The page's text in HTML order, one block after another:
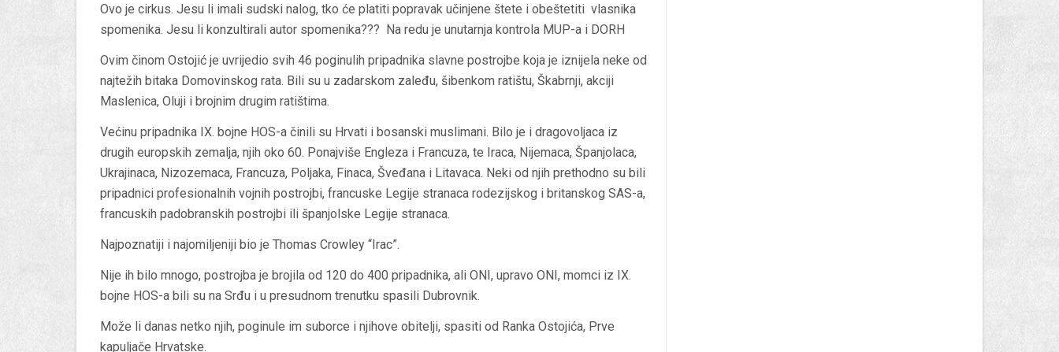
Ovo je cirkus. Jesu li imali sudski nalog, tko će platiti popravak učinjene štete i obeštetiti vlasnika
spomenika. Jesu li konzultirali autor spomenika??? Na redu je unutarnja kontrola MUP-a i DORH
Ovim činom Ostojić je uvrijedio svih 46 poginulih pripadnika slavne postrojbe koja je iznijela neke od
najtežih bitaka Domovinskog rata. Bili su u zadarskom zaleđu, šibenkom ratištu, Škabrnji, akciji
Maslenica, Oluji i brojnim drugim ratištima.
Većinu pripadnika IX. bojne HOS-a činili su Hrvati i bosanski muslimani. Bilo je i dragovoljaca iz
drugih europskih zemalja, njih oko 60. Ponajviše Engleza i Francuza, te Iraca, Nijemaca, Španjolaca,
Ukrajinaca, Nizozemaca, Francuza, Poljaka, Finaca, Šveđana i Litavaca. Neki od njih prethodno su bili
pripadnici profesionalnih vojnih postrojbi, francuske Legije stranaca rodezijskog i britanskog SAS-a,
francuskih padobranskih postrojbi ili španjolske Legije stranaca.
Najpoznatiji i najomiljeniji bio je Thomas Crowley “Irac”.
Nije ih bilo mnogo, postrojba je brojila od 120 do 400 pripadnika, ali ONI, upravo ONI, momci iz IX.
bojne HOS-a bili su na Srđu i u presudnom trenutku spasili Dubrovnik.
Može li danas netko njih, poginule im suborce i njihove obitelji, spasiti od Ranka Ostojića, Prve
kapuljače Hrvatske.